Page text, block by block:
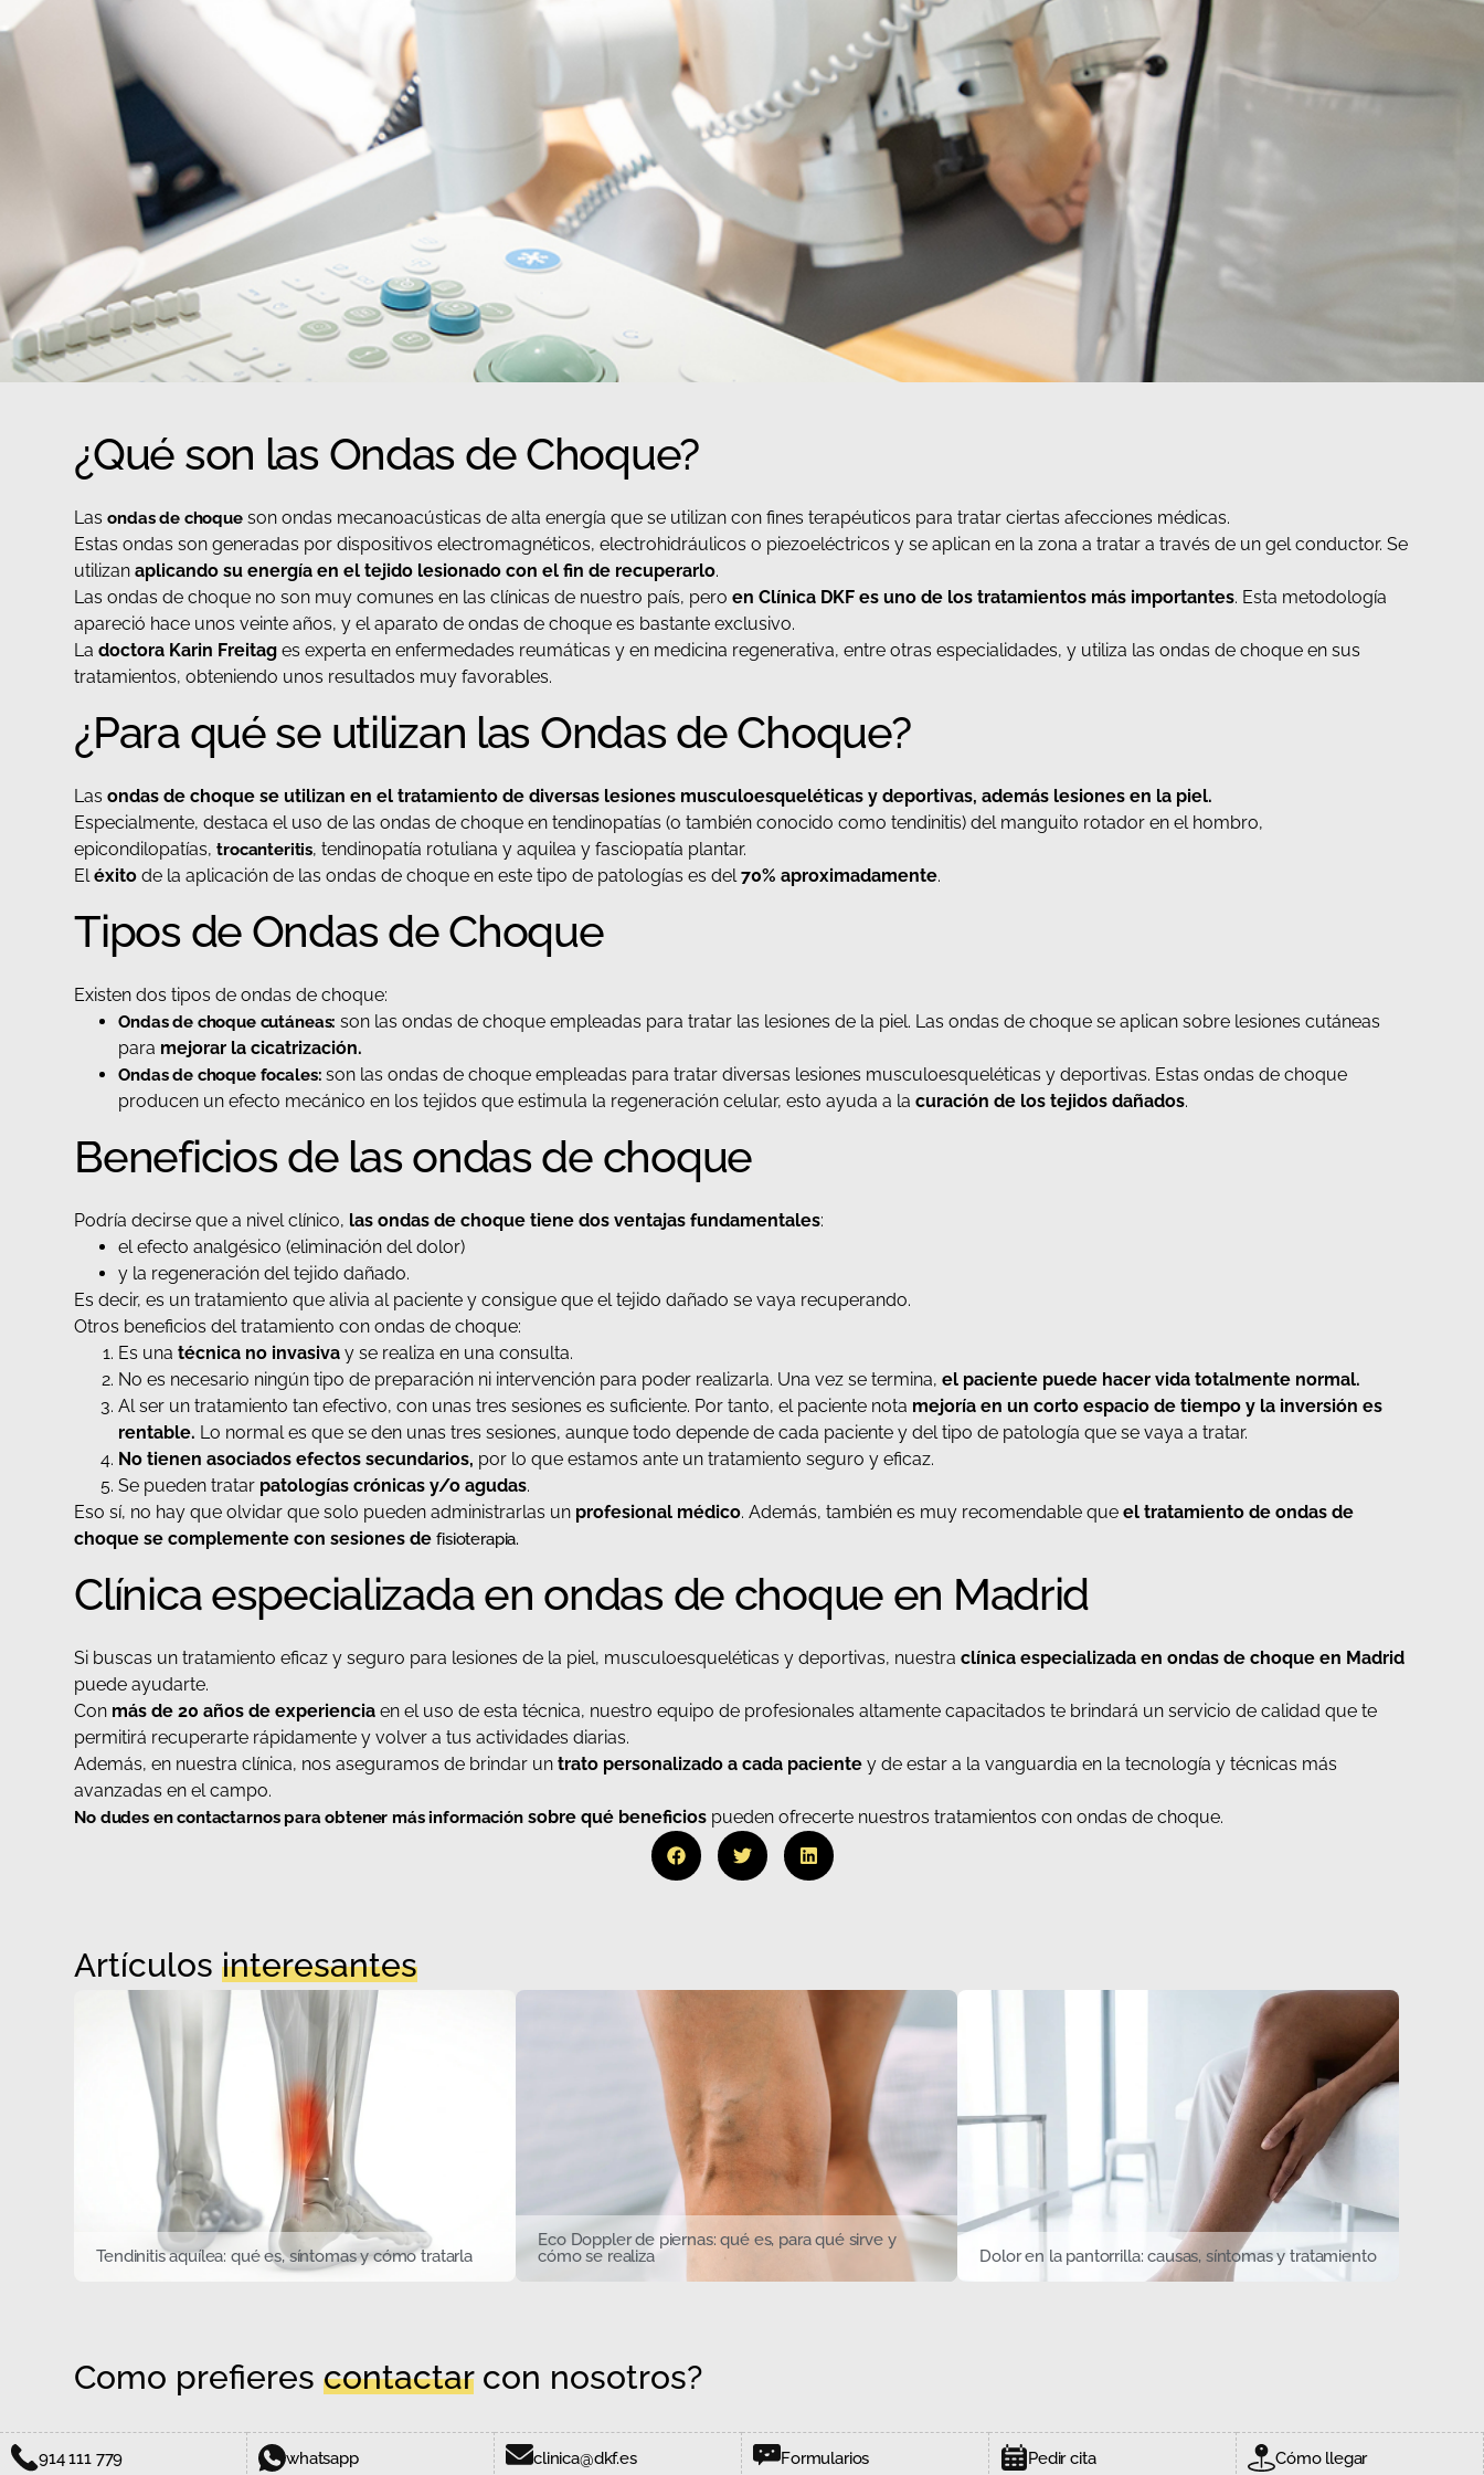
¿Qué son las Ondas de Choque?
Lasondas de choqueson ondas mecanoacústicas de alta energía que se utilizan con fines terapéuticos para tratar ciertas afecciones médicas.
Estas ondas son generadas por dispositivos electromagnéticos, electrohidráulicos o piezoeléctricos y se aplican en la zona a tratar a través de un gel conductor. Se
utilizanaplicando su energía en el tejido lesionado con el fin de recuperarlo.
Las ondas de choque no son muy comunes en las clínicas de nuestro país, peroen Clínica DKF es uno de los tratamientos más importantes. Esta metodología
apareció hace unos veinte años, y el aparato de ondas de choque es bastante exclusivo.
Ladoctora Karin Freitag es experta en enfermedades reumáticas y en medicina regenerativa, entre otras especialidades, y utiliza las ondas de choque en sus
tratamientos, obteniendo unos resultados muy favorables.
¿Para qué se utilizan las Ondas de Choque?
Lasondas de choque se utilizan en el tratamiento de diversas lesiones musculoesqueléticas y deportivas, además lesiones en la piel.
Especialmente, destaca el uso de las ondas de choque en tendinopatías (o también conocido como tendinitis) del manguito rotador en el hombro,
epicondilopatías,trocanteritis, tendinopatía rotuliana y aquilea y fasciopatía plantar.
Eléxito de la aplicación de las ondas de choque en este tipo de patologías es del70% aproximadamente.
Tipos de Ondas de Choque
Existen dos tipos de ondas de choque:
Ondas de choque cutáneas: son las ondas de choque empleadas para tratar las lesiones de la piel. Las ondas de choque se aplican sobre lesiones cutáneas
para mejorar la cicatrización.
Ondas de choque focales: son las ondas de choque empleadas para tratar diversas lesiones musculoesqueléticas y deportivas. Estas ondas de choque
producen un efecto mecánico en los tejidos que estimula la regeneración celular, esto ayuda a la curación de los tejidos dañados.
Beneficios de las ondas de choque
Podría decirse que a nivel clínico, las ondas de choque tiene dos ventajas fundamentales:
el efecto analgésico (eliminación del dolor)
y la regeneración del tejido dañado.
Es decir, es un tratamiento que alivia al paciente y consigue que el tejido dañado se vaya recuperando.
Otros beneficios del tratamiento con ondas de choque:
Es unatécnica no invasiva y se realiza en una consulta.
No es necesario ningún tipo de preparación ni intervención para poder realizarla. Una vez se termina,el paciente puede hacer vida totalmente normal.
Al ser un tratamiento tan efectivo, con unas tres sesiones es suficiente. Por tanto, el paciente nota mejoría en un corto espacio de tiempo y la inversión es
rentable. Lo normal es que se den unas tres sesiones, aunque todo depende de cada paciente y del tipo de patología que se vaya a tratar.
No tienen asociados efectos secundarios, por lo que estamos ante un tratamiento seguro y eficaz.
Se pueden tratar patologías crónicas y/o agudas.
Eso sí, no hay que olvidar que solo pueden administrarlas un profesional médico. Además, también es muy recomendable queel tratamiento de ondas de
choque se complemente con sesiones defisioterapia.
Clínica especializada en ondas de choque en Madrid
Si buscas un tratamiento eficaz y seguro para lesiones de la piel, musculoesqueléticas y deportivas, nuestraclínica especializada en ondas de choque en Madrid
puede ayudarte.
Con más de 20 años de experiencia en el uso de esta técnica, nuestro equipo de profesionales altamente capacitados te brindará un servicio de calidad que te
permitirá recuperarte rápidamente y volver a tus actividades diarias.
Además, en nuestra clínica, nos aseguramos de brindar untrato personalizado a cada paciente y de estar a la vanguardia en la tecnología y técnicas más
avanzadas en el campo.
No dudes en contactarnos para obtener más información sobre qué beneficiospueden ofrecerte nuestros tratamientos con ondas de choque.
Artículosinteresantes
Tendinitis aquílea: qué es, síntomas y cómo tratarla
Eco Doppler de piernas: qué es, para qué sirve y
cómo se realiza
Dolor en la pantorrilla: causas, síntomas y tratamiento
Como prefierescontactarcon nosotros?
914 111 779 whatsapp clinica@dkf.es Formularios Pedir cita Cómo llegar